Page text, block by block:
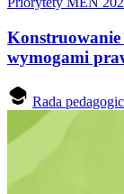
wymogami
Rada